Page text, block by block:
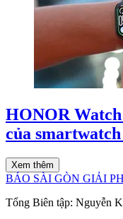
HONOR
của
Xem thêm
BÁO SÀI GÒN GIẢI
Tổng Biên tập: Nguyễn